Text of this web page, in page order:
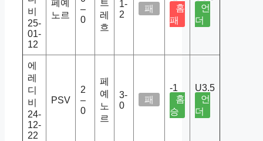
비
25-
01-
12
페예
노르
–
0
트
레
흐
1-
2
패
홈
패
언
더
에
레
디
비
24-
12-
22
PSV
2
–
0
페
예
노
르
3-
0
패
-1
홈
승
U3.5
언
더